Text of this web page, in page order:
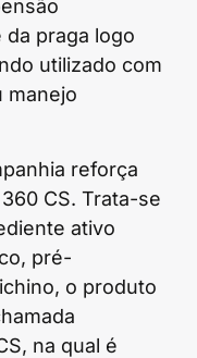
praga logo
utilizado com
manejo
reforça
CS. Trata-se
ativo
pré-
o produto
na qual é